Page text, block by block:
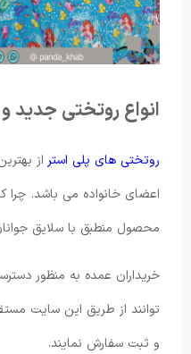
انواع روتختی جدید
روتختی های پلی استر از
اعضای خانواده می باشد.
محصول منطبق با سلایق
خریداران عمده به منظور
توانند از طریق این سایت
و ثبت سفارش نمایند.